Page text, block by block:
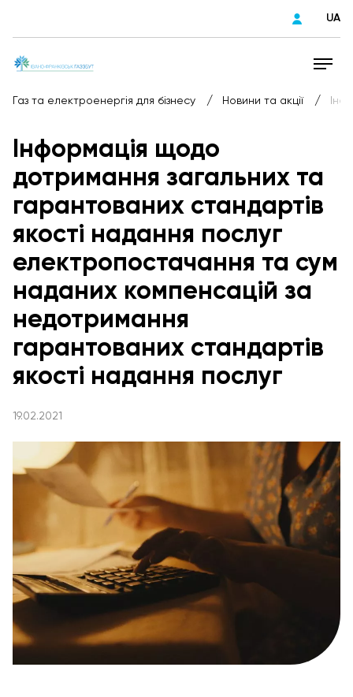
UA
Газ та електроенергія для бізнесу / Новини та акції /
Інформація щодо
дотримання загальних та
гарантованих стандартів
якості надання послуг
електропостачання та сум
наданих компенсацій за
недотримання
гарантованих стандартів
якості надання послуг
19.02.2021